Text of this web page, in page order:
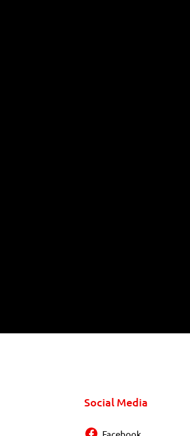
Social Media